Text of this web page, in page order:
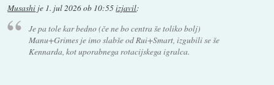
Musashi je 1. jul 2026 ob 10:55izjavil:
Je pa tole kar bedno (če ne bo centra še toliko bolj)
Manu+Grimes je imo slabše od Rui+Smart, izgubili se še
Kennarda, kot uporabnega rotacijskega igralca.